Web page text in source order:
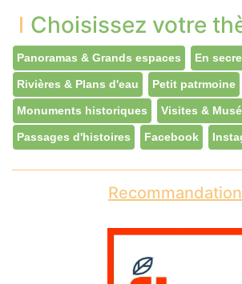
Choisissez votre
Panoramas & Grands espaces En
Rivières & Plans d'eau Petit patrmoine
Monuments historiques Visites &
Passages d'histoires Facebook